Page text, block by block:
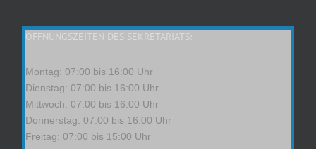
ÖFFNUNGSZEITEN DES SEKRETARIATS:
Montag: 07:00 bis 16:00 Uhr
Dienstag: 07:00 bis 16:00 Uhr
Mittwoch: 07:00 bis 16:00 Uhr
Donnerstag: 07:00 bis 16:00 Uhr
Freitag: 07:00 bis 15:00 Uhr